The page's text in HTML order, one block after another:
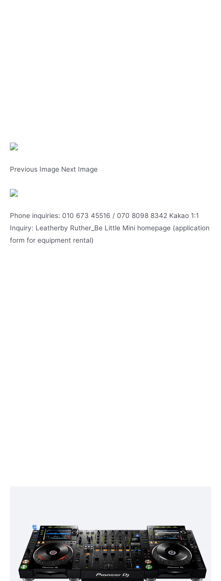
Previous Image Next Image
Phone inquiries: 010 673 45516 / 070 8098 8342 Kakao 1:1
Inquiry: Leatherby Ruther_Be Little Mini homepage (application
form for equipment rental)